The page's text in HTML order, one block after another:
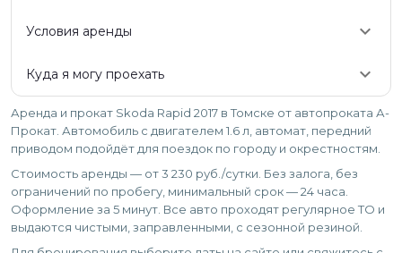
Условия аренды keyboard_arrow_down
Куда я могу проехать keyboard_arrow_down
Аренда и прокат Skoda Rapid 2017 в Томске от автопроката А-
Прокат. Автомобиль с двигателем 1.6 л, автомат, передний
приводом подойдёт для поездок по городу и окрестностям.
Стоимость аренды — от 3 230 руб./сутки. Без залога, без
ограничений по пробегу, минимальный срок — 24 часа.
Оформление за 5 минут. Все авто проходят регулярное ТО и
выдаются чистыми, заправленными, с сезонной резиной.